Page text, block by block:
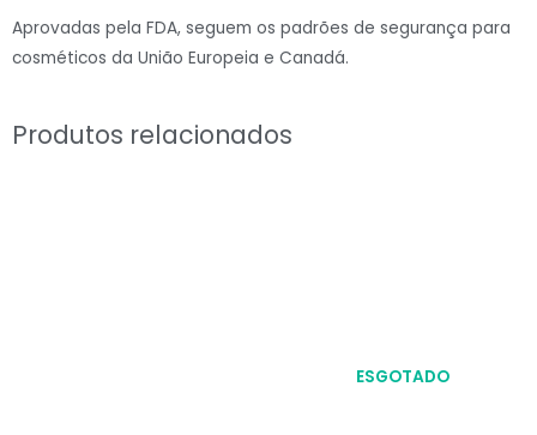
Aprovadas pela FDA, seguem os padrões de segurança para
cosméticos da União Europeia e Canadá.
Produtos relacionados
ESGOTADO